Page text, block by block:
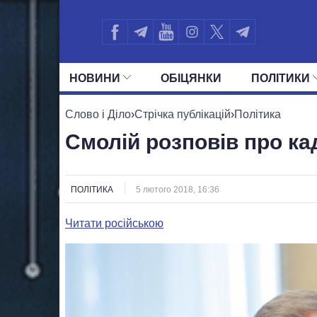
НОВИНИ ОБIЦЯНКИ ПОЛIТИКИ
УСІ ПОЛІТИКИ ПРЕЗИДЕНТ І ОФІС
Слово і Діло›Стрічка публікацій›Політика
Смолій розповів про
ПОЛІТИКА 5 лютого 2018, 16:36
Читати російською